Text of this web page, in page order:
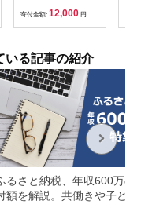
寄付金額: 12,000 円
いる記事の紹介
るさと納税、年収600万の
額を解説。共働きや子ども